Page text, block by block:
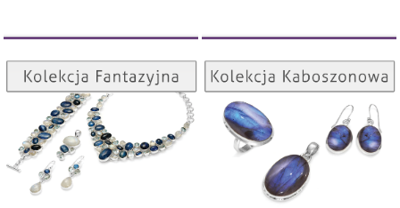
Kolekcja Fantazyjna
ZOBACZ
Kolekcja Kaboszonowa
ZOBACZ